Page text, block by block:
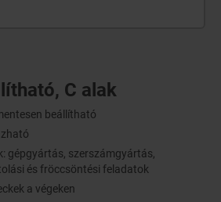
C alak
beállítható
gépgyártás, szerszámgyártás,
és fröccsöntési feladatok
a végeken